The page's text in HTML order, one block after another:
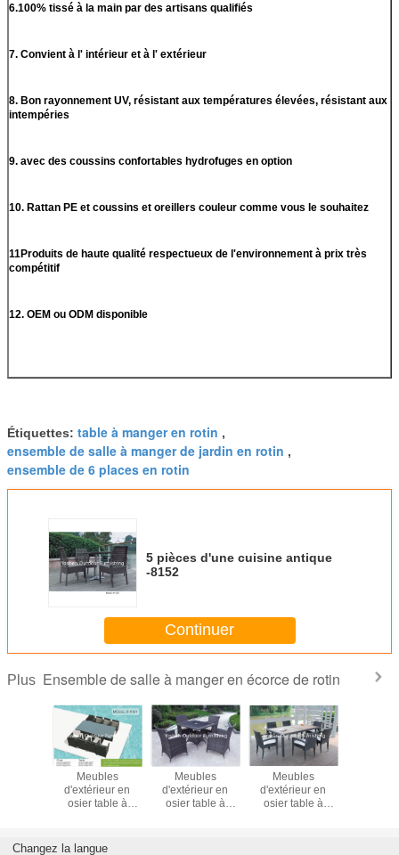
6.100% tissé à la main par des artisans qualifiés
7. Convient à l' intérieur et à l' extérieur
8. Bon rayonnement UV, résistant aux températures élevées, résistant aux
intempéries
9. avec des coussins confortables hydrofuges en option
10. Rattan PE et coussins et oreillers couleur comme vous le souhaitez
11Produits de haute qualité respectueux de l'environnement à prix très
compétitif
12. OEM ou ODM disponible
Étiquettes: table à manger en rotin ,
ensemble de salle à manger de jardin en rotin ,
ensemble de 6 places en rotin
5 pièces d'une cuisine antique
-8152
Continuer
Plus Ensemble de salle à manger en écorce de rotin
jardin
Meubles
d'extérieur en
osier table à
Meubles
d'extérieur en
osier table à
Meubles
d'extérieur en
osier table à
Changez la langue